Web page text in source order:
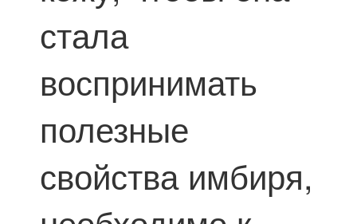
стала
воспринимать
полезные
свойства имбиря,